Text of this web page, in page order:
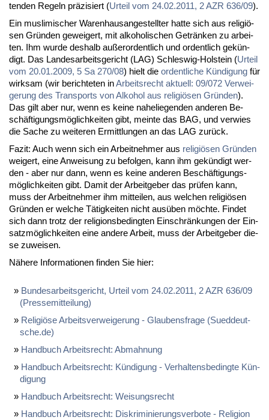
ten­den Re­geln prä­zi­siert (Ur­teil vom 24.02.2011, 2 AZR 636/09).
Ein mus­li­mi­scher Wa­ren­haus­an­ge­stell­ter hat­te sich aus re­li­giö­
sen Grün­den ge­wei­gert, mit al­ko­ho­li­schen Ge­trän­ken zu ar­bei­
ten. Ihm wur­de des­halb au­ßer­or­dent­lich und or­dent­lich ge­kün­
digt. Das Lan­des­ar­beits­ge­richt (LAG) Schles­wig-Hol­stein (Ur­teil
vom 20.01.2009, 5 Sa 270/08) hielt die or­dent­li­che Kün­di­gung für
wirk­sam (wir be­rich­te­ten inAr­beits­recht ak­tu­ell: 09/072 Ver­wei­
ge­rung des Trans­ports von Al­ko­hol aus re­li­giö­sen Grün­den).
Das gilt aber nur, wenn es kei­ne na­he­lie­gen­den an­de­ren Be­
schäf­ti­gungs­mög­lich­kei­ten gibt, mein­te das BAG, und ver­wies
die Sa­che zu wei­te­ren Er­mitt­lun­gen an das LAG zu­rück.
Fa­zit: Auch wenn sich ein Ar­beit­neh­mer aus re­li­giö­sen Grün­den
wei­gert, ei­ne An­wei­sung zu be­fol­gen, kann ihm ge­kün­digt wer­
den - aber nur dann, wenn es kei­ne an­de­ren Be­schäf­ti­gungs­
mög­lich­kei­ten gibt. Da­mit der Ar­beit­ge­ber das prü­fen kann,
muss der Ar­beit­neh­mer ihm mit­tei­len, aus wel­chen re­li­giö­sen
Grün­den er wel­che Tä­tig­kei­ten nicht aus­üben möch­te. Fin­det
sich dann trotz der re­li­gi­ons­be­ding­ten Ein­schrän­kun­gen der Ein­
satz­mög­lich­kei­ten ei­ne an­de­re Ar­beit, muss der Ar­beit­ge­ber die­
se zu­wei­sen.
Nä­he­re In­for­ma­tio­nen fin­den Sie hier:
Bun­des­ar­beits­ge­richt, Ur­teil vom 24.02.2011, 2 AZR 636/09
(Pres­se­mit­tei­lung)
Re­li­giö­se Ar­beits­ver­wei­ge­rung - Glau­bens­fra­ge (Sued­deut­
sche.de)
Hand­buch Ar­beits­recht: Ab­mah­nung
Hand­buch Ar­beits­recht: Kün­di­gung - Ver­hal­tens­be­ding­te Kün­
di­gung
Hand­buch Ar­beits­recht: Wei­sungs­recht
Hand­buch Ar­beits­recht: Dis­kri­mi­nie­rungs­ver­bo­te - Re­li­gi­on